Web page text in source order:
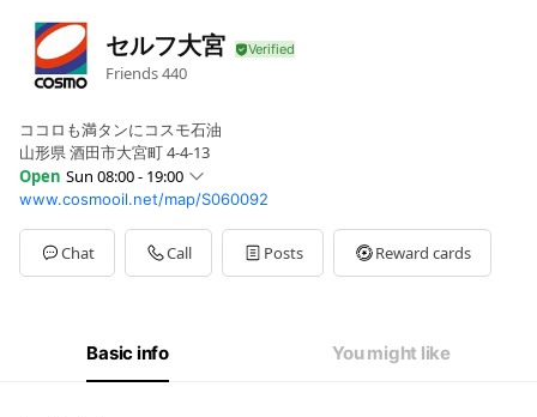
セルフ大宮
Friends440
ココロも満タンにコスモ石油
山形県 酒田市大宮町 4-4-13
Open Sun 08:00 - 19:00
Sun08:00 - 19:00
Mon07:30 - 20:00
Tue07:30 - 20:00
Wed07:30 - 20:00
07:30 - 20:00
※祝祭日 8:00～19:00
www.cosmooil.net/map/S060092
Chat Call Posts Reward cards
Basic info You might like